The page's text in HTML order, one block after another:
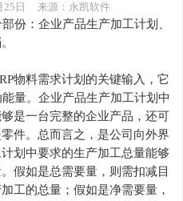
25日 来源：永凯软件
份：企业产品生产加工计划、
物料需求计划 的关键输入，它
量。企业产品生产加工计划中
是一台完整的企业产品，还可
件。总而言之，是公司向外界
划中要求的生产加工总量能够
假如是总需要量，则需扣减目
工的总量；假如是净需要量，